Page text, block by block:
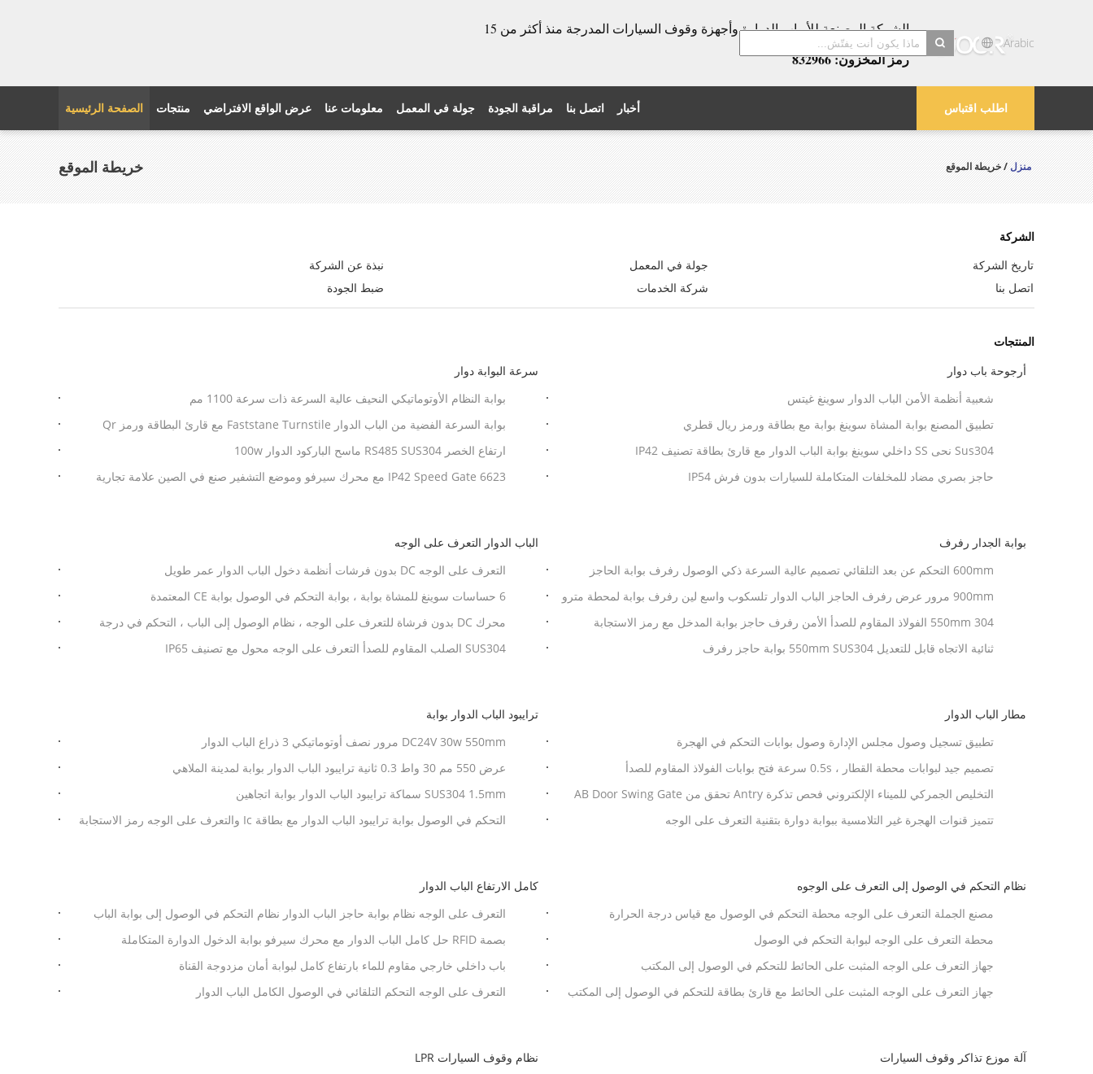
الشركة المصنعة للأبواب الدوارة وأجهزة وقوف السيارات المدرجة منذ أكثر من 15
عامًا!
رمز المخزون: 832966
Arabic
اطلب اقتباس الصفحة الرئيسية منتجات عرض الواقع الافتراضي معلومات عنا جولة في المعمل مراقبة الجودة اتصل بنا أخبار
خريطة الموقع منزل/ خريطة الموقع
الشركة
نبذة عن الشركة
جولة في المعمل
تاريخ الشركة
ضبط الجودة
شركة الخدمات اتصل بنا
المنتجات
سرعة البوابة دوار
بوابة النظام الأوتوماتيكي النحيف عالية السرعة ذات سرعة 1100 مم
بوابة السرعة الفضية من الباب الدوار Faststane Turnstile مع قارئ البطاقة ورمز Qr
ارتفاع الخصر RS485 SUS304 ماسح الباركود الدوار 100w
IP42 Speed ​​Gate 6623 مع محرك سيرفو وموضع التشفير صنع في الصين علامة تجارية
أرجوحة باب دوار
شعبية أنظمة الأمن الباب الدوار سوينغ غيتس
تطبيق المصنع بوابة المشاة سوينغ بوابة مع بطاقة ورمز ريال قطري
Sus304 نحى SS داخلي سوينغ بوابة الباب الدوار مع قارئ بطاقة تصنيف IP42
حاجز بصري مضاد للمخلفات المتكاملة للسيارات بدون فرش IP54
الباب الدوار التعرف على الوجه
التعرف على الوجه DC بدون فرشات أنظمة دخول الباب الدوار عمر طويل
6 حساسات سوينغ للمشاة بوابة ، بوابة التحكم في الوصول بوابة CE المعتمدة
محرك DC بدون فرشاة للتعرف على الوجه ، نظام الوصول إلى الباب ، التحكم في درجة
الحرارة ، بوابة التأرجح
SUS304 الصلب المقاوم للصدأ التعرف على الوجه محول مع تصنيف IP65
بوابة الجدار رفرف
600mm التحكم عن بعد التلقائي تصميم عالية السرعة ذكي الوصول رفرف بوابة الحاجز
900mm مرور عرض رفرف الحاجز الباب الدوار تلسكوب واسع لين رفرف بوابة لمحطة مترو
550mm 304 الفولاذ المقاوم للصدأ الأمن رفرف حاجز بوابة المدخل مع رمز الاستجابة
السريعة
ثنائية الاتجاه قابل للتعديل 550mm SUS304 بوابة حاجز رفرف
ترايبود الباب الدوار بوابة
DC24V 30w 550mm مرور نصف أوتوماتيكي 3 ذراع الباب الدوار
عرض 550 مم 30 واط 0.3 ثانية ترايبود الباب الدوار بوابة لمدينة الملاهي
SUS304 1.5mm سماكة ترايبود الباب الدوار بوابة اتجاهين
التحكم في الوصول بوابة ترايبود الباب الدوار مع بطاقة Ic والتعرف على الوجه رمز الاستجابة
مطار الباب الدوار
تطبيق تسجيل وصول مجلس الإدارة وصول بوابات التحكم في الهجرة
تصميم جيد لبوابات محطة القطار ، 0.5s سرعة فتح بوابات الفولاذ المقاوم للصدأ
التخليص الجمركي للميناء الإلكتروني فحص تذكرة Antry تحقق من AB Door Swing Gate
التحكم في الخروج
تتميز قنوات الهجرة غير التلامسية ببوابة دوارة بتقنية التعرف على الوجه
كامل الارتفاع الباب الدوار
التعرف على الوجه نظام بوابة حاجز الباب الدوار نظام التحكم في الوصول إلى بوابة الباب
الدوار ذات الارتفاع الكامل
بصمة RFID حل كامل الباب الدوار مع محرك سيرفو بوابة الدخول الدوارة المتكاملة
باب داخلي خارجي مقاوم للماء بارتفاع كامل لبوابة أمان مزدوجة القناة
التعرف على الوجه التحكم التلقائي في الوصول الكامل الباب الدوار
نظام التحكم في الوصول إلى التعرف على الوجوه
مصنع الجملة التعرف على الوجه محطة التحكم في الوصول مع قياس درجة الحرارة
محطة التعرف على الوجه لبوابة التحكم في الوصول
جهاز التعرف على الوجه المثبت على الحائط للتحكم في الوصول إلى المكتب
جهاز التعرف على الوجه المثبت على الحائط مع قارئ بطاقة للتحكم في الوصول إلى المكتب
نظام وقوف السيارات LPR
آلة موزع تذاكر وقوف السيارات